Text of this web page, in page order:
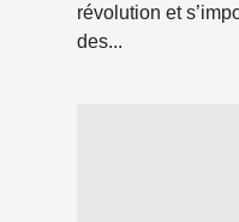
révolution et
des...